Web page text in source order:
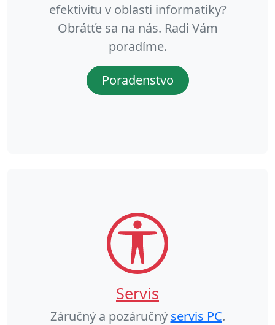
efektivitu v oblasti informatiky?
Obrátťe sa na nás. Radi Vám
poradíme.
Poradenstvo
Servis
Záručný a pozáručný servis PC.